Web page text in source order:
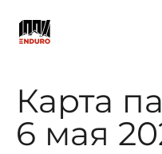
Карта
6 мая